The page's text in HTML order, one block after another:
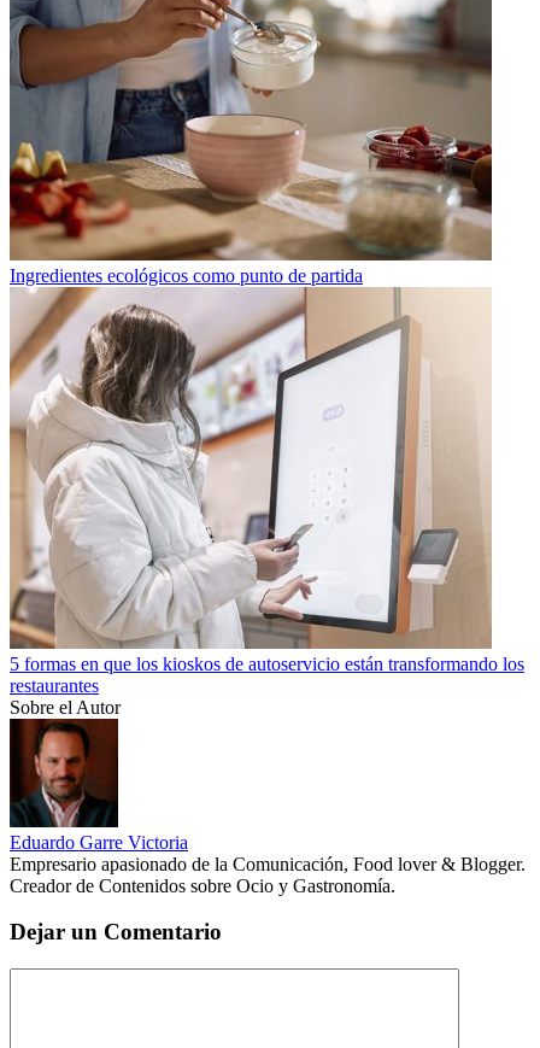
Ingredientes ecológicos como punto de partida
5 formas en que los kioskos de autoservicio están transformando los
restaurantes
Sobre el Autor
Eduardo Garre Victoria
Empresario apasionado de la Comunicación, Food lover & Blogger.
Creador de Contenidos sobre Ocio y Gastronomía.
Dejar un Comentario